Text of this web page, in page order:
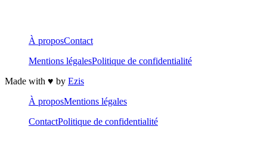
À proposContact
Mentions légalesPolitique de confidentialité
Made with ♥️ by Ezis
À proposMentions légales
ContactPolitique de confidentialité